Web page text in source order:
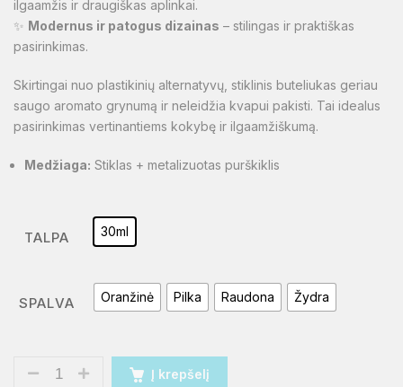
ilgaamžis ir draugiškas aplinkai.
✨ Modernus ir patogus dizainas – stilingas ir praktiškas
pasirinkimas.
Skirtingai nuo plastikinių alternatyvų, stiklinis buteliukas geriau
saugo aromato grynumą ir neleidžia kvapui pakisti. Tai idealus
pasirinkimas vertinantiems kokybę ir ilgaamžiškumą.
Medžiaga: Stiklas + metalizuotas purškiklis
TALPA 30ml
SPALVA Oranžinė Pilka Raudona Žydra
Į krepšelį